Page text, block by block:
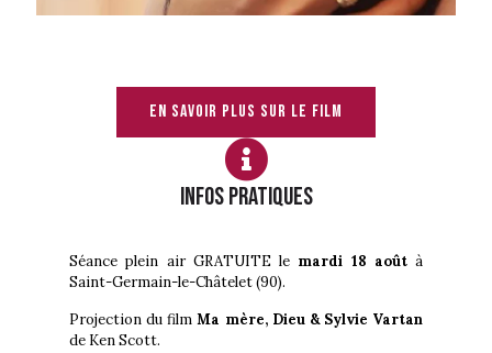
En savoir plus sur le film
INFOS PRATIQUES
Séance plein air GRATUITE le mardi 18 août à
Saint-Germain-le-Châtelet (90).
Projection du filmMa mère, Dieu & Sylvie Vartan
de Ken Scott.